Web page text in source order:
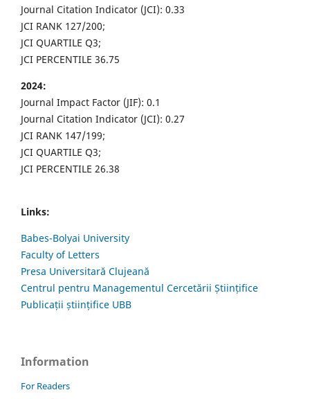
Journal Citation Indicator (JCI): 0.33
JCI RANK 127/200;
JCI QUARTILE Q3;
JCI PERCENTILE 36.75
2024:
Journal Impact Factor (JIF): 0.1
Journal Citation Indicator (JCI): 0.27
JCI RANK 147/199;
JCI QUARTILE Q3;
JCI PERCENTILE 26.38
Links:
Babes-Bolyai University
Faculty of Letters
Presa Universitară Clujeană
Centrul pentru Managementul Cercetării Științifice
Publicații științifice UBB
Information
For Readers